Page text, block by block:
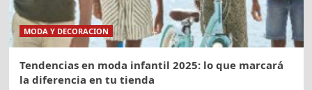
MODA Y DECORACION
Tendencias en moda infantil 2025: lo que marcará
la diferencia en tu tienda